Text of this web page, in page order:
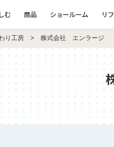
む 商品 ショールーム リ
り工房 > 株式会社 エンラージ